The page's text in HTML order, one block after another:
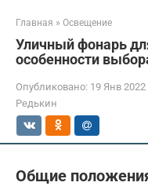
Главная » Освещение
Уличный фонарь
особенности
Опубликовано: 19 Янв 2022
Редькин
Общие